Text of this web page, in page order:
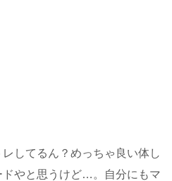
レしてるん？めっちゃ良い体し
ドやと思うけど…。自分にもマ